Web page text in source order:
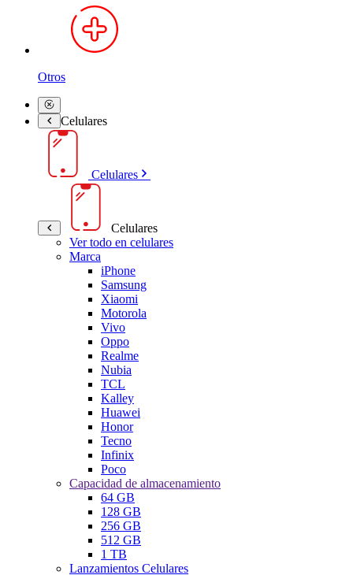
Otros
Celulares
Celulares
Celulares
Ver todo en celulares
Marca
iPhone
Samsung
Xiaomi
Motorola
Vivo
Oppo
Realme
Nubia
TCL
Kalley
Huawei
Honor
Tecno
Infinix
Poco
Capacidad de almacenamiento
64 GB
128 GB
256 GB
512 GB
1 TB
Lanzamientos Celulares